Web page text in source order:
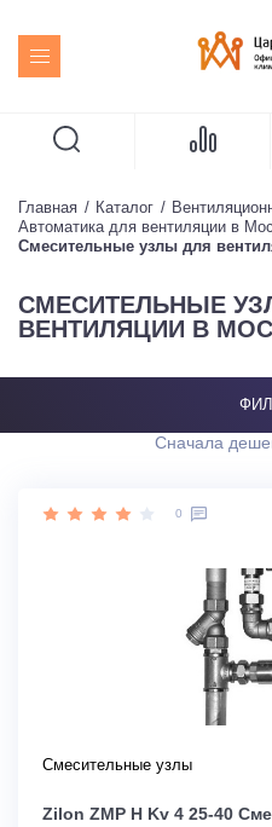
Главная Каталог
Автоматика для вентиляции в
Смесительные узлы для
СМЕСИТЕЛЬНЫЕ
ВЕНТИЛЯЦИИ В
Сначала
0
Смесительные узлы
Zilon ZMP H Kv 4 25-40